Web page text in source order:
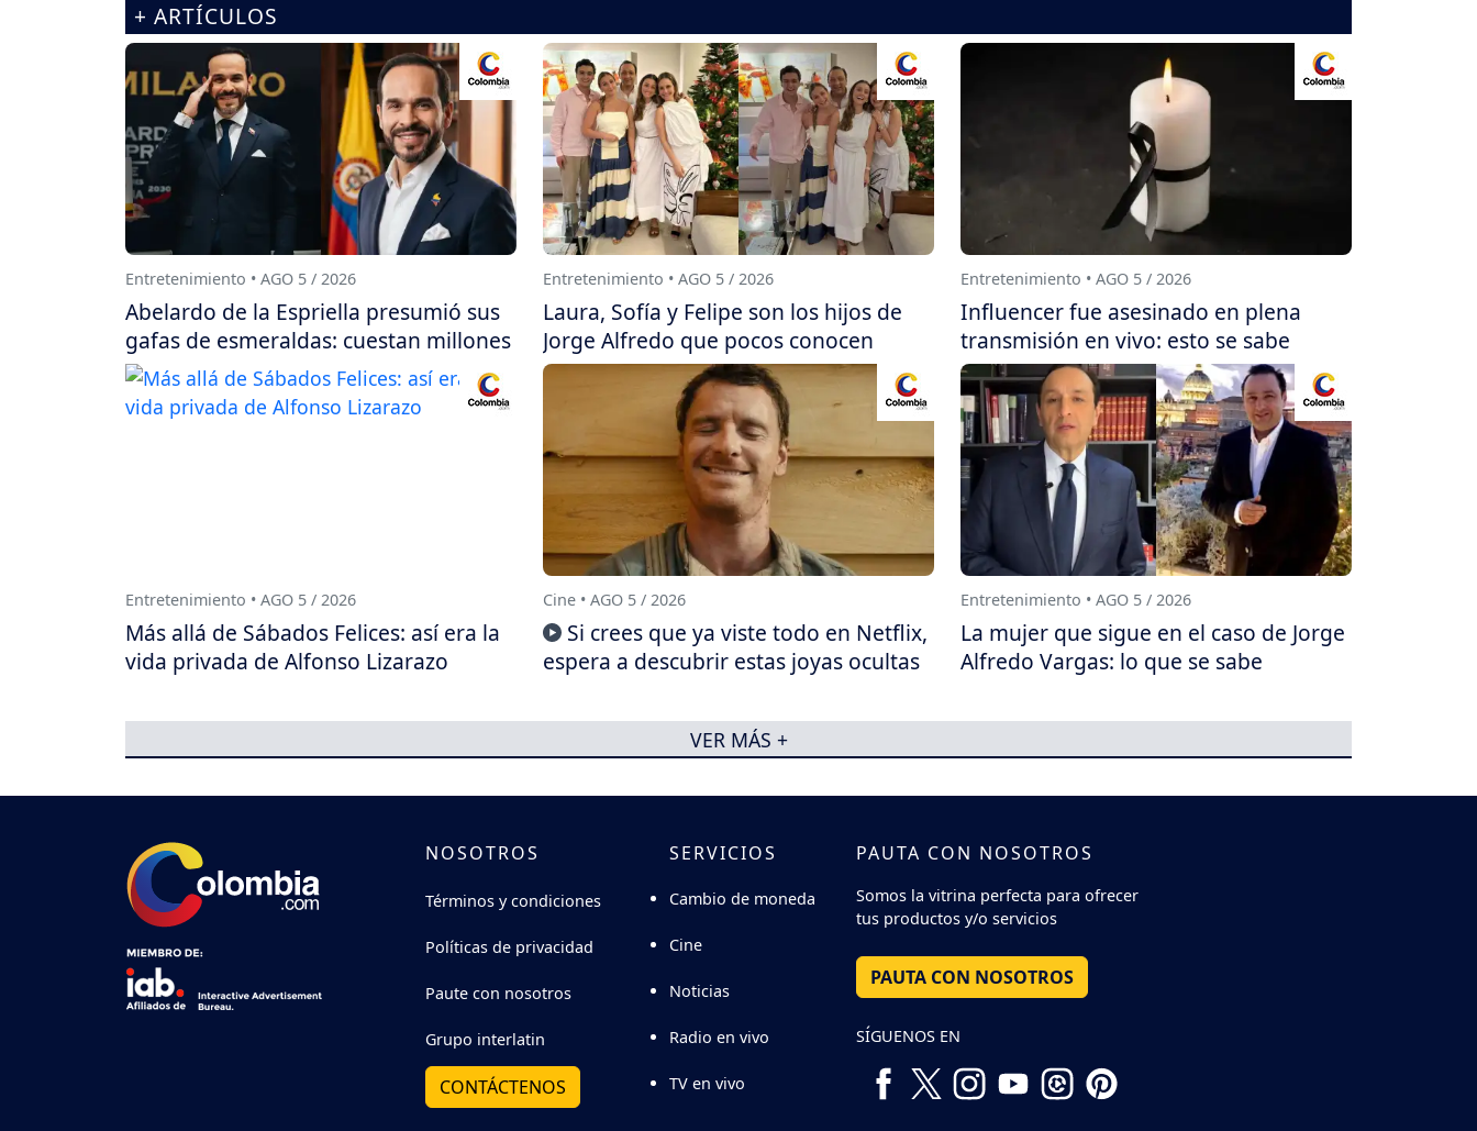
+ ARTÍCULOS
Entretenimiento • AGO 5 / 2026
Abelardo de la Espriella presumió sus
gafas de esmeraldas: cuestan millones
Entretenimiento • AGO 5 / 2026
Laura, Sofía y Felipe son los hijos de
Jorge Alfredo que pocos conocen
Entretenimiento • AGO 5 / 2026
Influencer fue asesinado en plena
transmisión en vivo: esto se sabe
Entretenimiento • AGO 5 / 2026
Más allá de Sábados Felices: así era la
vida privada de Alfonso Lizarazo
Cine • AGO 5 / 2026
Si crees que ya viste todo en Netflix,
espera a descubrir estas joyas ocultas
Entretenimiento • AGO 5 / 2026
La mujer que sigue en el caso de Jorge
Alfredo Vargas: lo que se sabe
VER MÁS +
NOSOTROS
Términos y condiciones
Políticas de privacidad
Paute con nosotros
Grupo interlatin
CONTÁCTENOS
SERVICIOS
Cambio de moneda
Cine
Noticias
Radio en vivo
TV en vivo
PAUTA CON NOSOTROS
Somos la vitrina perfecta para ofrecer
tus productos y/o servicios
PAUTA CON NOSOTROS
SÍGUENOS EN